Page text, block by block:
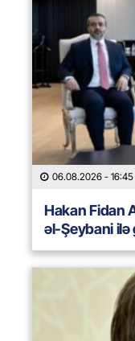
06.08.2026 - 16:45
Hakan Fidan
əl-Şeybani